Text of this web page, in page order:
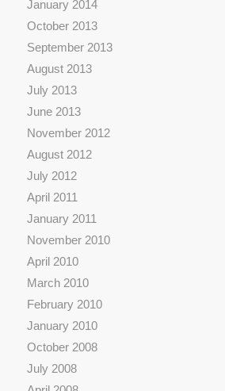
January 2014
October 2013
September 2013
August 2013
July 2013
June 2013
November 2012
August 2012
July 2012
April 2011
January 2011
November 2010
April 2010
March 2010
February 2010
January 2010
October 2008
July 2008